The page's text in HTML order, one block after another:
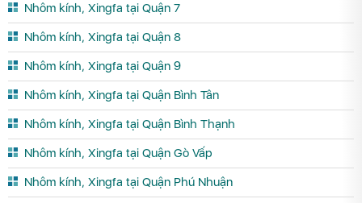
Nhôm kính, Xingfa tại Quận 7
Nhôm kính, Xingfa tại Quận 8
Nhôm kính, Xingfa tại Quận 9
Nhôm kính, Xingfa tại Quận Bình Tân
Nhôm kính, Xingfa tại Quận Bình Thạnh
Nhôm kính, Xingfa tại Quận Gò Vấp
Nhôm kính, Xingfa tại Quận Phú Nhuận